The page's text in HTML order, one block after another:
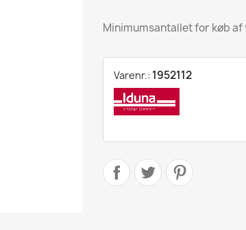
Minimumsantallet for køb af
Varenr.: 1952112